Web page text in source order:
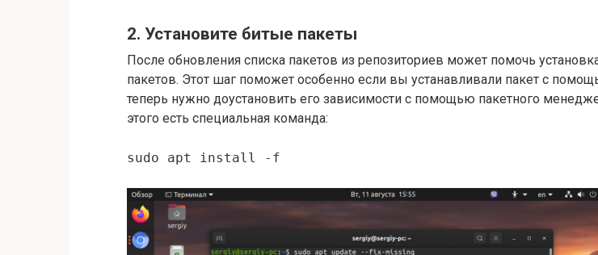
2. Установите битые пакеты
После обновления списка пакетов из репозиториев может помочь
пакетов. Этот шаг поможет особенно если вы устанавливали пакет с
теперь нужно доустановить его зависимости с помощью пакетного
этого есть специальная команда:
sudo apt install -f